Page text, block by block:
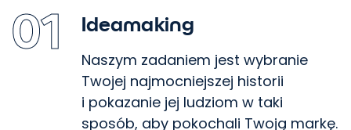
01 Ideamaking
Naszym zadaniem jest wybranie
Twojej najmocniejszej historii
i pokazanie jej ludziom w taki
sposób, aby pokochali Twoją markę.